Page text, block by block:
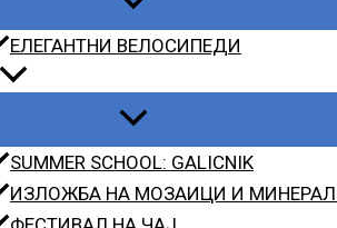
ЕЛЕГАНТНИ ВЕЛОСИПЕДИ
SUMMER SCHOOL: GALICNIK
ИЗЛОЖБА НА МОЗАИЦИ И